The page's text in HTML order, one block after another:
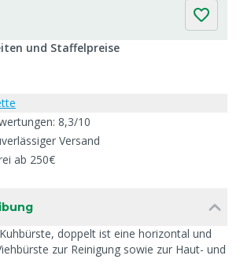
und Staffelpreise
8,3/10
Versand
ab 250€
doppelt ist eine horizontal und
zur Reinigung sowie zur Haut- und